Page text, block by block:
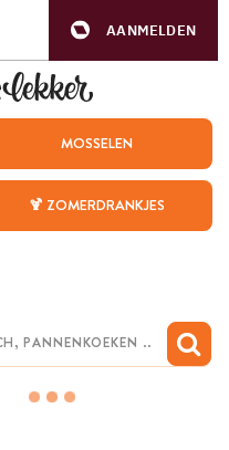
AANMELDEN
MOSSELEN
🍹 ZOMERDRANKJES